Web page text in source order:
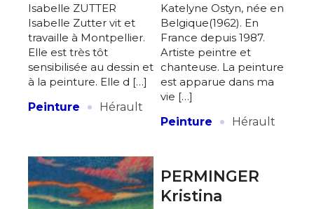
Isabelle ZUTTER
Isabelle Zutter vit et
travaille à Montpellier.
Elle est très tôt
sensibilisée au dessin et
à la peinture. Elle d […]
Peinture
· Hérault
Katelyne Ostyn, née en
Belgique(1962). En
France depuis 1987.
Artiste peintre et
chanteuse. La peinture
est apparue dans ma
vie […]
Peinture
· Hérault
PERMINGER
Kristina